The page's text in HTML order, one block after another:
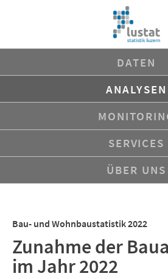
DATEN
ANALYSEN
SERVICES
ÜBER UNS
Bau- und Wohnbaustatistik 2022
Zunahme der
im Jahr 2022